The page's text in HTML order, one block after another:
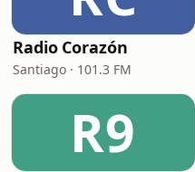
Radio Corazón
Santiago · 101.3 FM
R9